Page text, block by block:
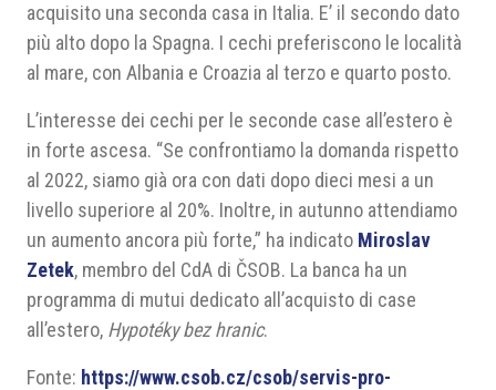
acquisito una seconda casa in Italia. E’ il secondo dato
più alto dopo la Spagna. I cechi preferiscono le località
al mare, con Albania e Croazia al terzo e quarto posto.
L’interesse dei cechi per le seconde case all’estero è
in forte ascesa. “Se confrontiamo la domanda rispetto
al 2022, siamo già ora con dati dopo dieci mesi a un
livello superiore al 20%. Inoltre, in autunno attendiamo
un aumento ancora più forte,” ha indicato Miroslav
Zetek, membro del CdA di ČSOB. La banca ha un
programma di mutui dedicato all’acquisto di case
all’estero, Hypotéky bez hranic.
Fonte: https://www.csob.cz/csob/servis-pro-